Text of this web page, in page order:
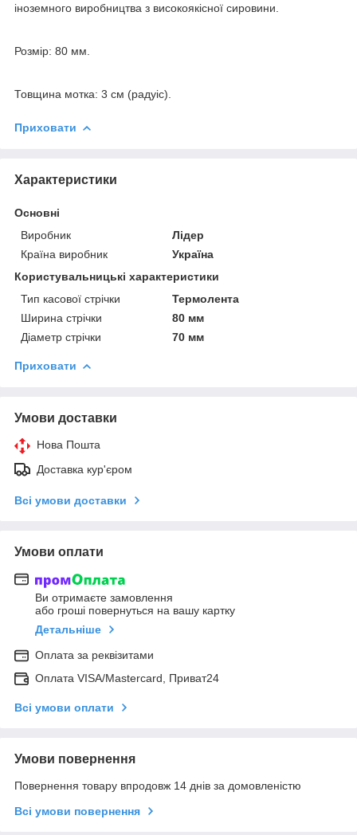
іноземного виробництва з високоякісної сировини.
Розмір: 80 мм.
Товщина мотка: 3 см (радуіс).
Приховати
Характеристики
Основні
Виробник
Лідер
Країна виробник
Україна
Користувальницькі характеристики
Тип касової стрічки
Термолента
Ширина стрічки
80 мм
Діаметр стрічки
70 мм
Приховати
Умови доставки
Нова Пошта
Доставка кур'єром
Всі умови доставки
Умови оплати
Ви отримаєте замовлення
або гроші повернуться на вашу картку
Детальніше
Оплата за реквізитами
Оплата VISA/Mastercard, Приват24
Всі умови оплати
Умови повернення
Повернення товару впродовж 14 днів за домовленістю
Всі умови повернення